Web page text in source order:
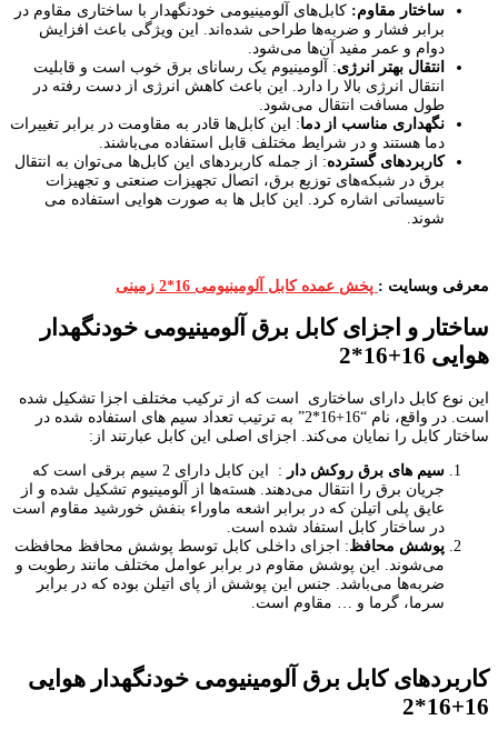
ساختار مقاوم: کابل‌های آلومینیومی خودنگهدار با ساختاری مقاوم در
برابر فشار و ضربه‌ها طراحی شده‌اند. این ویژگی باعث افزایش
دوام و عمر مفید آن‌ها می‌شود.
انتقال بهتر انرژی: آلومینیوم یک رسانای برق خوب است و قابلیت
انتقال انرژی بالا را دارد. این باعث کاهش انرژی از دست رفته در
طول مسافت انتقال می‌شود.
نگهداری مناسب از دما: این کابل‌ها قادر به مقاومت در برابر تغییرات
دما هستند و در شرایط مختلف قابل استفاده می‌باشند.
کاربردهای گسترده: از جمله کاربردهای این کابل‌ها می‌توان به انتقال
برق در شبکه‌های توزیع برق، اتصال تجهیزات صنعتی و تجهیزات
تاسیساتی اشاره کرد. این کابل ها به صورت هوایی استفاده می
شوند.
معرفی وبسایت : پخش عمده کابل آلومینیومی 16*2 زمینی
ساختار و اجزای کابل برق آلومینیومی خودنگهدار
هوایی 16+16*2
این نوع کابل دارای ساختاری است که از ترکیب مختلف اجزا تشکیل شده
است. در واقع، نام “16+16*2” به ترتیب تعداد سیم های استفاده شده در
ساختار کابل را نمایان می‌کند. اجزای اصلی این کابل عبارتند از:
سیم های برق روکش دار
: این کابل دارای 2 سیم برقی است که
جریان برق را انتقال می‌دهند. هسته‌ها از آلومینیوم تشکیل شده و از
عایق پلی اتیلن که در برابر اشعه ماوراء بنفش خورشید مقاوم است
در ساختار کابل استفاد شده است.
پوشش محافظ: اجزای داخلی کابل توسط پوشش محافظ محافظت
می‌شوند. این پوشش مقاوم در برابر عوامل مختلف مانند رطوبت و
ضربه‌ها می‌باشد. جنس این پوشش از پای اتیلن بوده که در برابر
سرما، گرما و … مقاوم است.
کاربردهای کابل برق آلومینیومی خودنگهدار هوایی
16+16*2